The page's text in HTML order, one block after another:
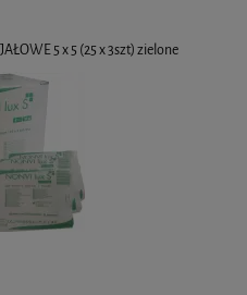
5 x 5 (25 x 3szt) zielone